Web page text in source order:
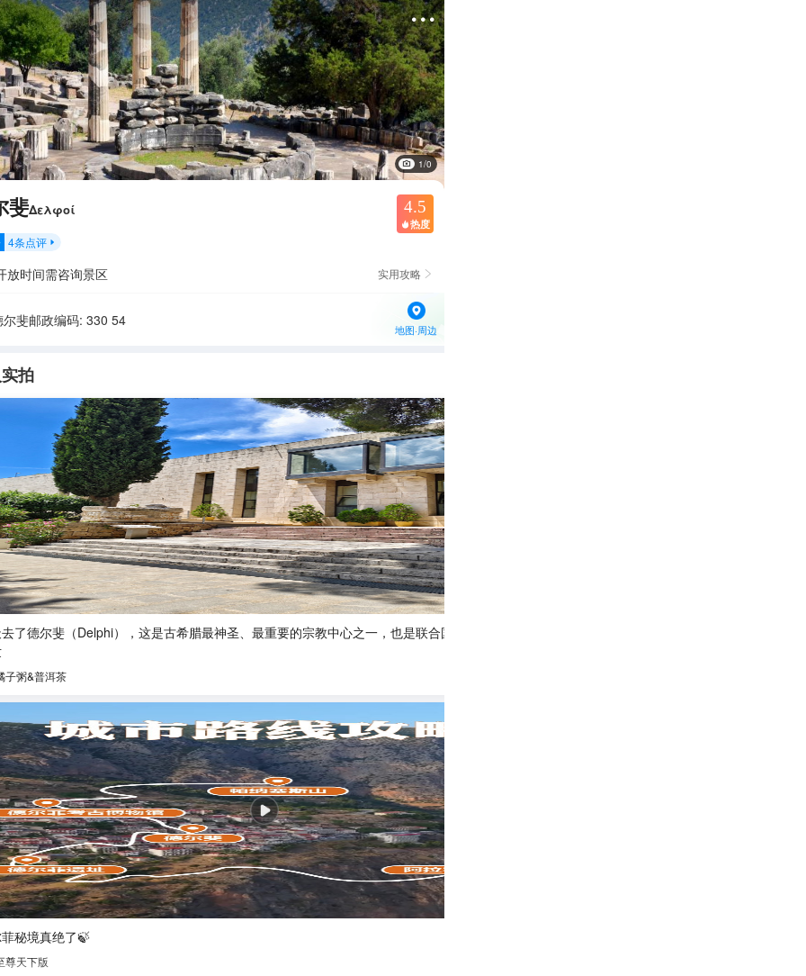

1/0
斐Δελφοί 4.5
 热度
4条点评 
放时间需咨询景区 实用攻略 
尔斐邮政编码: 330 54
地图·周边
拍
了德尔斐（Delphi），这是古希腊最神圣、最重要的宗教中心之一，也是联合国教科文组织认定
子粥&普洱茶
秘境真绝了🍃
尊天下版